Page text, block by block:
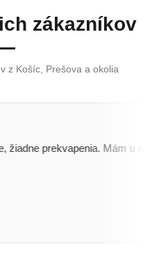
zákazníkov
z Košíc, Prešova a okolia
prekvapenia. Mám u nich